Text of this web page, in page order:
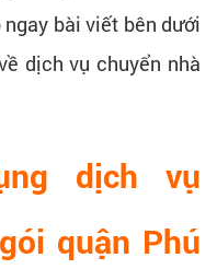
bài viết bên dưới
dịch vụ chuyển nhà
dịch vụ
quận Phú